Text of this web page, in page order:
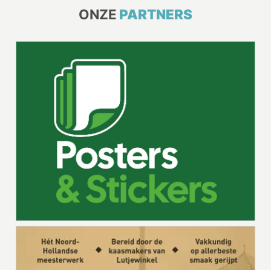
ONZE PARTNERS